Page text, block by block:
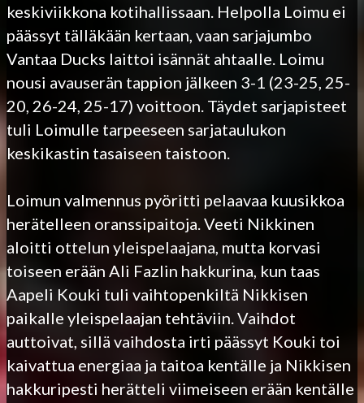
keskiviikkona kotihallissaan. Helpolla Loimu ei
päässyt tälläkään kertaan, vaan sarjajumbo
Vantaa Ducks laittoi isännät ahtaalle. Loimu
nousi avauserän tappion jälkeen 3-1 (23-25, 25-
20, 26-24, 25-17) voittoon. Täydet sarjapisteet
tuli Loimulle tarpeeseen sarjataulukon
keskikastin tasaiseen taistoon.
Loimun valmennus pyöritti pelaavaa kuusikkoa
herätelleen oranssipaitoja. Veeti Nikkinen
aloitti ottelun yleispelaajana, mutta korvasi
toiseen erään Ali Fazlin hakkurina, kun taas
Aapeli Kouki tuli vaihtopenkiltä Nikkisen
paikalle yleispelaajan tehtäviin. Vaihdot
auttoivat, sillä vaihdosta irti päässyt Kouki toi
kaivattua energiaa ja taitoa kentälle ja Nikkisen
hakkuripesti herätteli viimeiseen erään kentälle